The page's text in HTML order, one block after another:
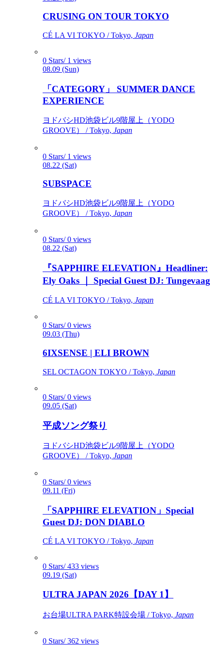
CRUSING ON TOUR TOKYO
CÉ LA VI TOKYO / Tokyo, Japan
0 Stars/ 1 views
08.09 (Sun)
「CATEGORY」 SUMMER DANCE
EXPERIENCE
ヨドバシHD池袋ビル9階屋上（YODO
GROOVE） / Tokyo, Japan
0 Stars/ 1 views
08.22 (Sat)
SUBSPACE
ヨドバシHD池袋ビル9階屋上（YODO
GROOVE） / Tokyo, Japan
0 Stars/ 0 views
08.22 (Sat)
『SAPPHIRE ELEVATION』Headliner:
Ely Oaks ｜ Special Guest DJ: Tungevaag
CÉ LA VI TOKYO / Tokyo, Japan
0 Stars/ 0 views
09.03 (Thu)
6IXSENSE | ELI BROWN
SEL OCTAGON TOKYO / Tokyo, Japan
0 Stars/ 0 views
09.05 (Sat)
平成ソング祭り
ヨドバシHD池袋ビル9階屋上（YODO
GROOVE） / Tokyo, Japan
0 Stars/ 0 views
09.11 (Fri)
「SAPPHIRE ELEVATION」Special
Guest DJ: DON DIABLO
CÉ LA VI TOKYO / Tokyo, Japan
0 Stars/ 433 views
09.19 (Sat)
ULTRA JAPAN 2026【DAY 1】
お台場ULTRA PARK特設会場 / Tokyo, Japan
0 Stars/ 362 views